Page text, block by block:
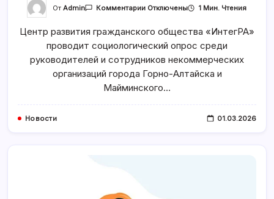
ОтAdmin КомментарииК
Для
Руководителей
И
НКО
Отключены 1 Мин. Чтения
Центр развития гражданского общества «ИнтегРА»
проводит социологический опрос среди
руководителей и сотрудников некоммерческих
организаций города Горно-Алтайска и
Майминского…
Новости 01.03.2026